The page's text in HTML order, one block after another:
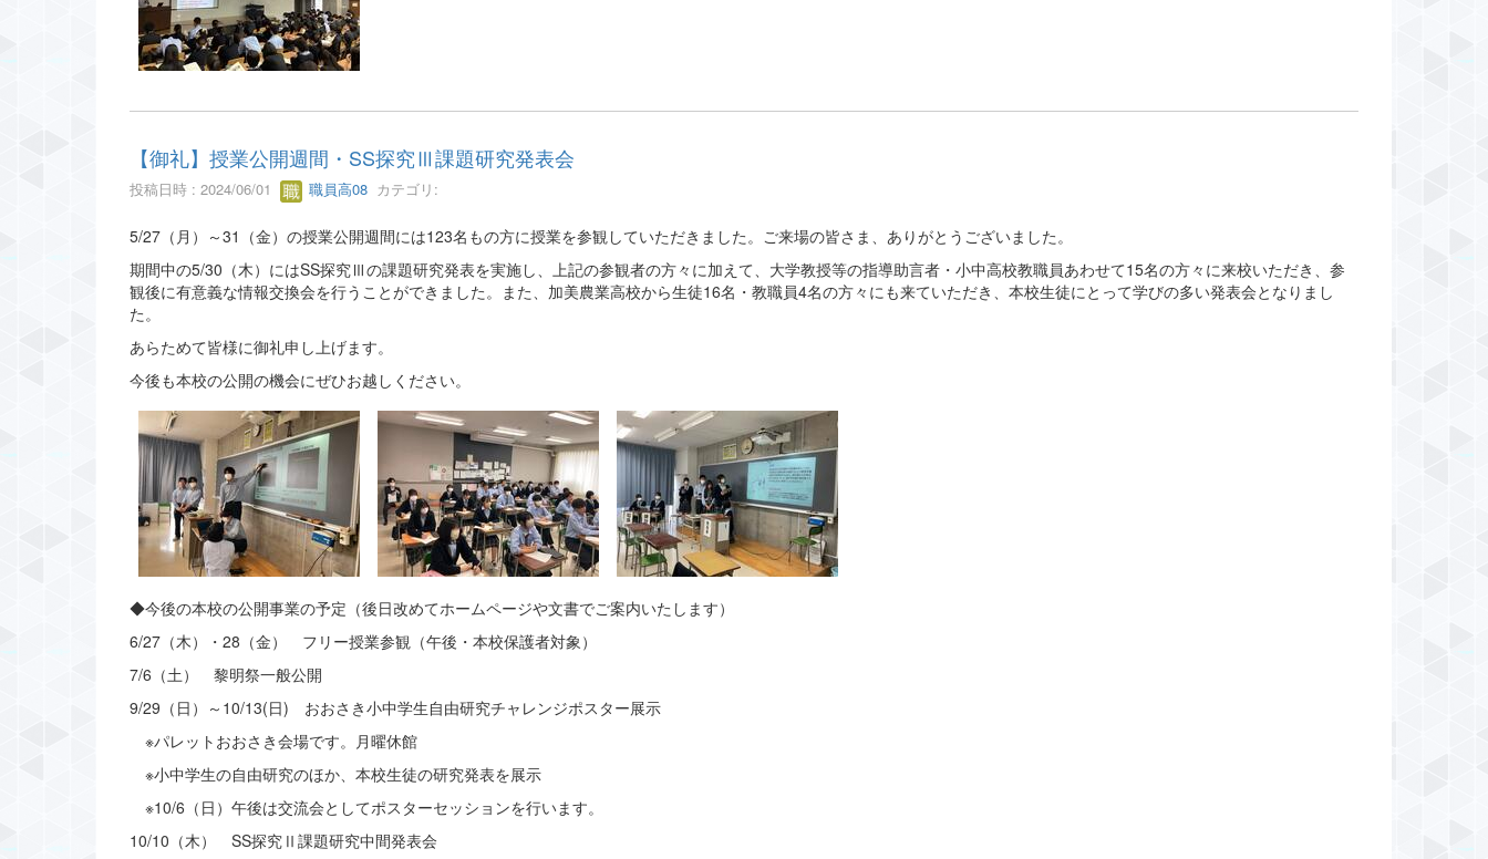
【御礼】授業公開週間・SS探究Ⅲ課題研究発表会
投稿日時 : 2024/06/01 職員高08 カテゴリ:
5/27（月）～31（金）の授業公開週間には123名もの方に授業を参観していただきました。ご来場の皆さま、ありがとうございました。
期間中の5/30（木）にはSS探究Ⅲの課題研究発表を実施し、上記の参観者の方々に加えて、大学教授等の指導助言者・小中高校教職員あわせて15名の方々に来校いただき、参
観後に有意義な情報交換会を行うことができました。また、加美農業高校から生徒16名・教職員4名の方々にも来ていただき、本校生徒にとって学びの多い発表会となりまし
た。
あらためて皆様に御礼申し上げます。
今後も本校の公開の機会にぜひお越しください。
◆今後の本校の公開事業の予定（後日改めてホームページや文書でご案内いたします）
6/27（木）・28（金） フリー授業参観（午後・本校保護者対象）
7/6（土） 黎明祭一般公開
9/29（日）～10/13(日) おおさき小中学生自由研究チャレンジポスター展示
※パレットおおさき会場です。月曜休館
※小中学生の自由研究のほか、本校生徒の研究発表を展示
※10/6（日）午後は交流会としてポスターセッションを行います。
10/10（木） SS探究Ⅱ課題研究中間発表会